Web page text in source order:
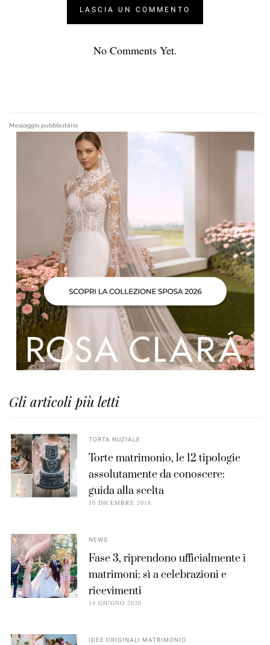
No Comments Yet.
Messaggio pubblicitario
Gli articoli più letti
TORTA NUZIALE
Torte matrimonio, le 12 tipologie
assolutamente da conoscere:
guida alla scelta
10 DICEMBRE 2018
NEWS
Fase 3, riprendono ufficialmente i
matrimoni: sì a celebrazioni e
ricevimenti
14 GIUGNO 2020
IDEE ORIGINALI MATRIMONIO